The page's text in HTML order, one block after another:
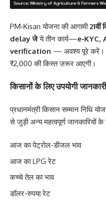
PM‑Kisan योजना की आगामी21वीं
delay जेये तीन कार्य—
verification — अवश्य पूरे
₹2,000 की किस्त ज़रूर आएगी।
किसानों के लिए उपयोगी जानकारी
प्रधानमंत्री किसान सम्मान निधि
से जुड़ी अन्य महत्वपूर्ण जानकारियों
आज का पेट्रोल-डीजल भाव
आज का LPG रेट
कच्चे तेल का भाव
डॉलर-रुपया रेट